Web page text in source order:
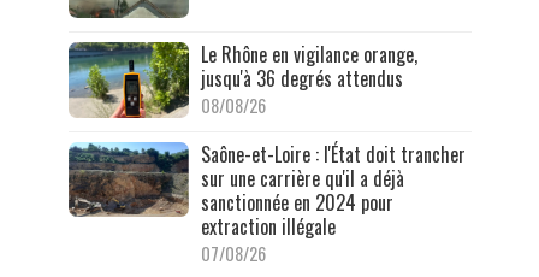
Le Rhône en vigilance orange,
jusqu'à 36 degrés attendus
08/08/26
Saône-et-Loire : l'État doit trancher
sur une carrière qu'il a déjà
sanctionnée en 2024 pour
extraction illégale
07/08/26